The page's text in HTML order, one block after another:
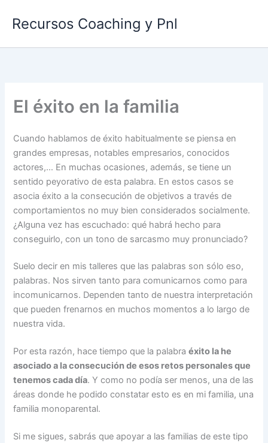
Recursos Coaching y Pnl
El éxito en la familia
Cuando hablamos de éxito habitualmente se piensa en
grandes empresas, notables empresarios, conocidos
actores,… En muchas ocasiones, además, se tiene un
sentido peyorativo de esta palabra. En estos casos se
asocia éxito a la consecución de objetivos a través de
comportamientos no muy bien considerados socialmente.
¿Alguna vez has escuchado: qué habrá hecho para
conseguirlo, con un tono de sarcasmo muy pronunciado?
Suelo decir en mis talleres que las palabras son sólo eso,
palabras. Nos sirven tanto para comunicarnos como para
incomunicarnos. Dependen tanto de nuestra interpretación
que pueden frenarnos en muchos momentos a lo largo de
nuestra vida.
Por esta razón, hace tiempo que la palabraéxito la he
asociado a la consecución de esos retos personales que
tenemos cada día. Y como no podía ser menos, una de las
áreas donde he podido constatar esto es en mi familia, una
familia monoparental.
Si me sigues, sabrás que apoyar a las familias de este tipo